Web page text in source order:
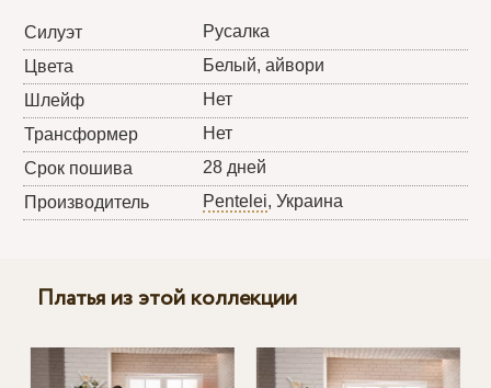
Силуэт
Русалка
Цвета
Белый, айвори
Шлейф
Нет
Трансформер
Нет
Срок пошива
28 дней
Производитель
Pentelei, Украина
Платья из этой коллекции